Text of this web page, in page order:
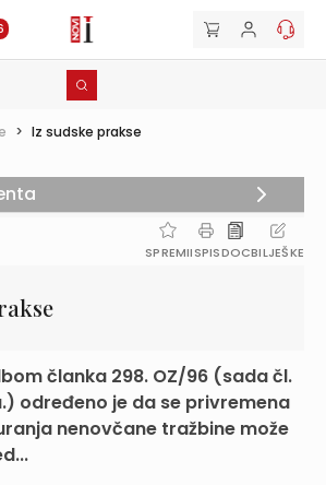
> Iz sudske prakse
SPREMIISPISDOCBILJEŠKE
članka 298. OZ/96 (sada čl.
određeno je da se privremena
nenovčane tražbine može